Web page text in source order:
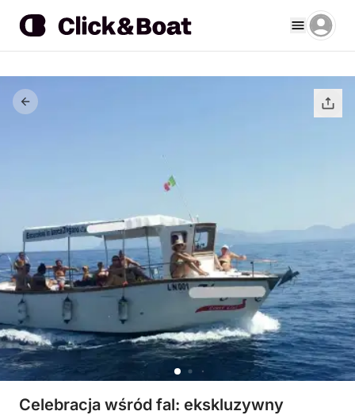
Celebracja wśród fal: ekskluzywny